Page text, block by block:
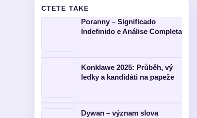
CTETE TAKE
Poranny – Significado
Indefinido e Análise Completa
Konklawe 2025: Průběh, vý
ledky a kandidáti na papeže
Dywan – význam slova